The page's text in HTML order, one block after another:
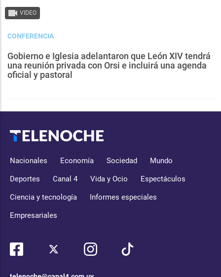
VIDEO
CONFERENCIA
Gobierno e Iglesia adelantaron que León XIV tendrá
una reunión privada con Orsi e incluirá una agenda
oficial y pastoral
Nacionales Economía Sociedad Mundo
Deportes Canal 4 Vida y Ocio Espectáculos
Ciencia y tecnología Informes especiales
Empresariales